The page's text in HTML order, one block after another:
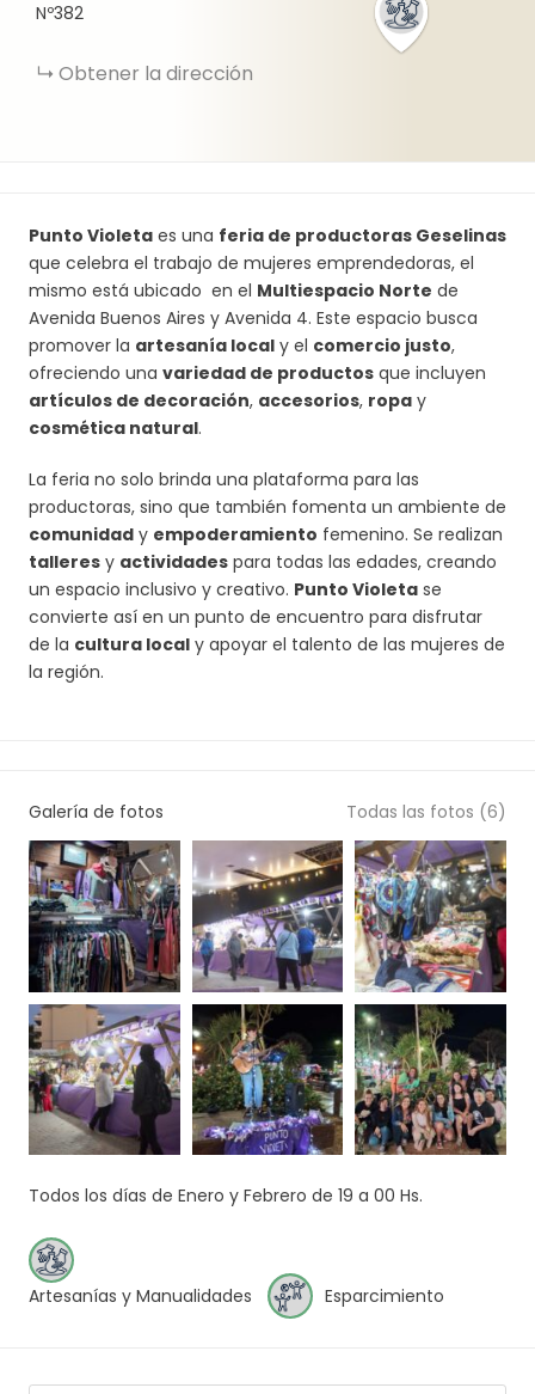
Nº382
Obtener la dirección
Punto Violeta es una feria de productoras Geselinas
que celebra el trabajo de mujeres emprendedoras, el
mismo está ubicado en el Multiespacio Norte de
Avenida Buenos Aires y Avenida 4. Este espacio busca
promover la artesanía local y el comercio justo,
ofreciendo una variedad de productos que incluyen
artículos de decoración, accesorios, ropa y
cosmética natural.
La feria no solo brinda una plataforma para las
productoras, sino que también fomenta un ambiente de
comunidad y empoderamiento femenino. Se realizan
talleres y actividades para todas las edades, creando
un espacio inclusivo y creativo. Punto Violeta se
convierte así en un punto de encuentro para disfrutar
de la cultura local y apoyar el talento de las mujeres de
la región.
Galería de fotos Todas las fotos (6)
Todos los días de Enero y Febrero de 19 a 00 Hs.
Artesanías y Manualidades Esparcimiento